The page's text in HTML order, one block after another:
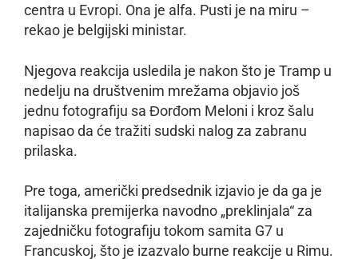
centra u Evropi. Ona je alfa. Pusti je na miru –
rekao je belgijski ministar.
Njegova reakcija usledila je nakon što je Tramp u
nedelju na društvenim mrežama objavio još
jednu fotografiju sa Đorđom Meloni i kroz šalu
napisao da će tražiti sudski nalog za zabranu
prilaska.
Pre toga, američki predsednik izjavio je da ga je
italijanska premijerka navodno „preklinjala“ za
zajedničku fotografiju tokom samita G7 u
Francuskoj, što je izazvalo burne reakcije u Rimu.